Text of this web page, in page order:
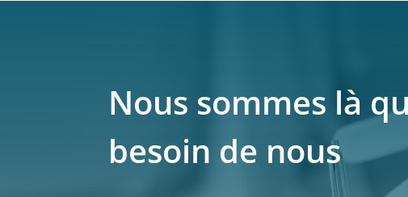
Nous sommes là
besoin de nous